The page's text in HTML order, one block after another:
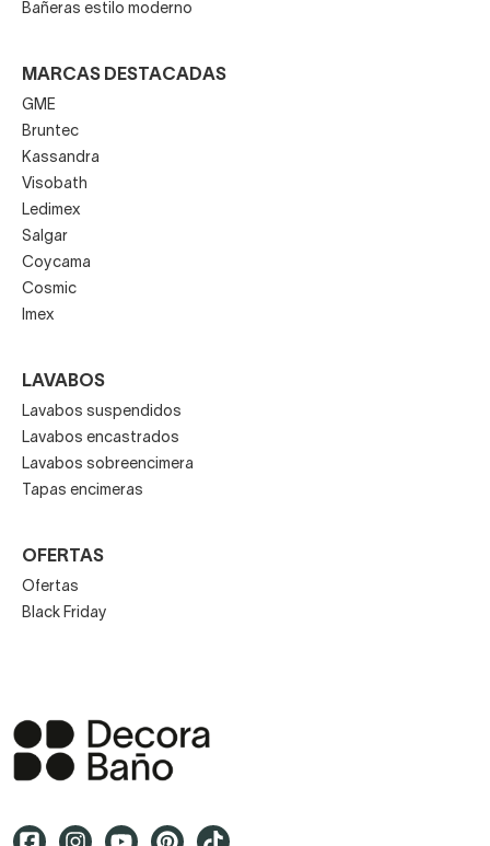
Bañeras estilo moderno
MARCAS DESTACADAS
GME
Bruntec
Kassandra
Visobath
Ledimex
Salgar
Coycama
Cosmic
Imex
LAVABOS
Lavabos suspendidos
Lavabos encastrados
Lavabos sobreencimera
Tapas encimeras
OFERTAS
Ofertas
Black Friday